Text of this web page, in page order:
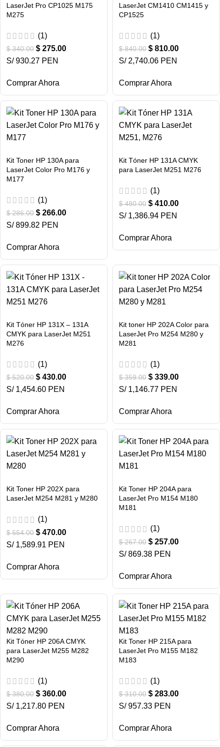
LaserJet Pro CP1025 M175
M275
(1)
$340.00 $ 275.00
S/ 930.27 PEN
Comprar Ahora
LaserJet CM1410 CM1415 y
CP1525
(1)
$840.00 $ 810.00
S/ 2,740.06 PEN
Comprar Ahora
Kit Toner HP 130A para
LaserJet Color Pro M176 y
M177
(1)
$286.00 $ 266.00
S/ 899.82 PEN
Comprar Ahora
Kit Tóner HP 131A CMYK
para LaserJet M251 M276
(1)
$480.00 $ 410.00
S/ 1,386.94 PEN
Comprar Ahora
Kit Tóner HP 131X – 131A
CMYK para LaserJet M251
M276
(1)
$520.00 $ 430.00
S/ 1,454.60 PEN
Comprar Ahora
Kit toner HP 202A Color para
LaserJet Pro M254 M280 y
M281
(1)
$359.00 $ 339.00
S/ 1,146.77 PEN
Comprar Ahora
Kit Toner HP 202X para
LaserJet M254 M281 y M280
(1)
$554.00 $ 470.00
S/ 1,589.91 PEN
Comprar Ahora
Kit Toner HP 204A para
LaserJet Pro M154 M180
M181
(1)
$267.00 $ 257.00
S/ 869.38 PEN
Comprar Ahora
Kit Tóner HP 206A CMYK
para LaserJet M255 M282
M290
(1)
$380.00 $ 360.00
S/ 1,217.80 PEN
Comprar Ahora
Kit Toner HP 215A para
LaserJet Pro M155 M182
M183
(1)
$310.00 $ 283.00
S/ 957.33 PEN
Comprar Ahora